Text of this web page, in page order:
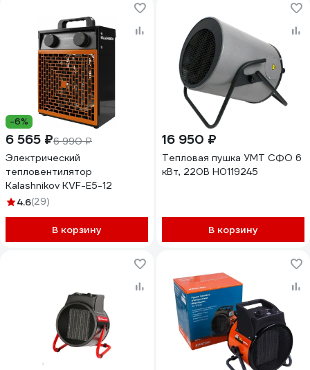
-6%
6 565 ₽6 990 ₽
Электрический
тепловентилятор
Kalashnikov KVF-E5-12
4.6(29)
В корзину
16 950 ₽
Тепловая пушка УМТ СФО 6
кВт, 220В Н0119245
В корзину